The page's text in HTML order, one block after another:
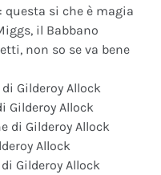
si che è magia
il Babbano
non so se va bene
Gilderoy Allock
Gilderoy Allock
di Gilderoy Allock
Allock
Gilderoy Allock